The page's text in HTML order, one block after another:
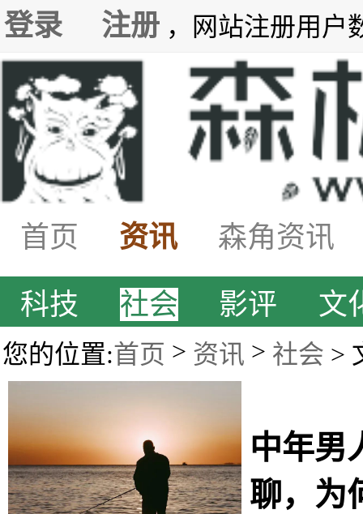
登录 注册 ，网站注册用户
首页 资讯 森角资讯
科技 社会 影评 文
您的位置:首页 > 资讯 > 社会 >
中年男
聊，为